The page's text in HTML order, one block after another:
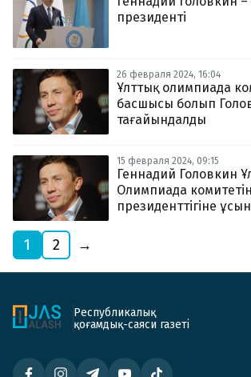
президенті
26 февраля 2024, 16:04
Ұлттық олимпиада
басшысы болып
тағайындалды
15 февраля 2024, 09:15
Геннадий Головкин
Олимпиада
президенттігіне
1 2 →
Республикалық
қоғамдық-саяси газеті